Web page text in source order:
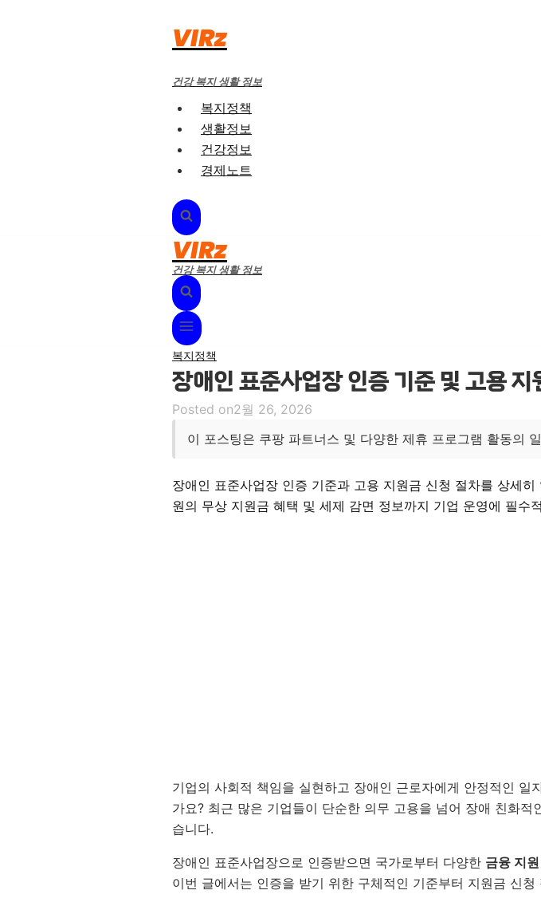
VIRz
건강 복지 생활 정보
복지정책
생활정보
건강정보
경제노트
VIRz
건강 복지 생활 정보
복지정책
장애인 표준사업장 인증 기준 및 고용
Posted on2월 26, 2026
이 포스팅은 쿠팡 파트너스 및 다양한 제휴 프로그램 활동의
장애인 표준사업장 인증 기준과 고용 지원금 신청 절차를 상세
원의 무상 지원금 혜택 및 세제 감면 정보까지 기업 운영에 필수
기업의 사회적 책임을 실현하고 장애인 근로자에게 안정적인 일
가요? 최근 많은 기업들이 단순한 의무 고용을 넘어 장애 친화
습니다.
장애인 표준사업장으로 인증받으면 국가로부터 다양한 금융 지
이번 글에서는 인증을 받기 위한 구체적인 기준부터 지원금 신